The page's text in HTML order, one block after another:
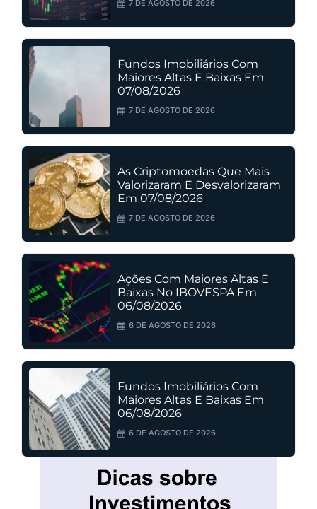
7 DE AGOSTO DE 2026
Fundos Imobiliários Com
Maiores Altas E Baixas Em
07/08/2026
7 DE AGOSTO DE 2026
As Criptomoedas Que Mais
Valorizaram E Desvalorizaram
Em 07/08/2026
7 DE AGOSTO DE 2026
Ações Com Maiores Altas E
Baixas No IBOVESPA Em
06/08/2026
6 DE AGOSTO DE 2026
Fundos Imobiliários Com
Maiores Altas E Baixas Em
06/08/2026
6 DE AGOSTO DE 2026